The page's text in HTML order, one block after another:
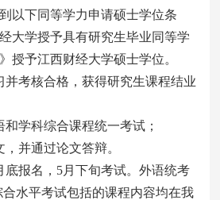
以下同等学力申请硕士学位条
大学授予具有研究生毕业同等学
授予江西财经大学硕士学位。
并考核合格，获得研究生课程结业
学科综合课程统一考试；
并通过论文答辩。
底报名，5月下旬考试。外语统考
水平考试包括的课程内容均在我